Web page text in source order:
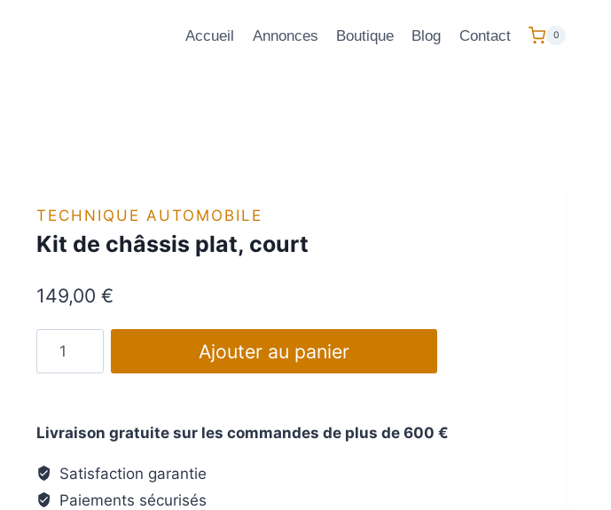
Accueil Annonces Boutique Blog Contact 0
TECHNIQUE AUTOMOBILE
Kit de châssis plat, court
149,00 €
châssis
court
Ajouter au panier
Livraison gratuite sur les commandes de plus de 600 €
Satisfaction garantie
Paiements sécurisés